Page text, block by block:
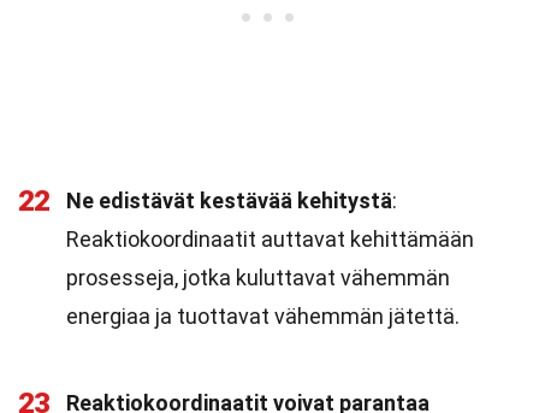
22 Ne edistävät kestävää kehitystä:
Reaktiokoordinaatit auttavat kehittämään
prosesseja, jotka kuluttavat vähemmän
energiaa ja tuottavat vähemmän jätettä.
23 Reaktiokoordinaatit voivat parantaa